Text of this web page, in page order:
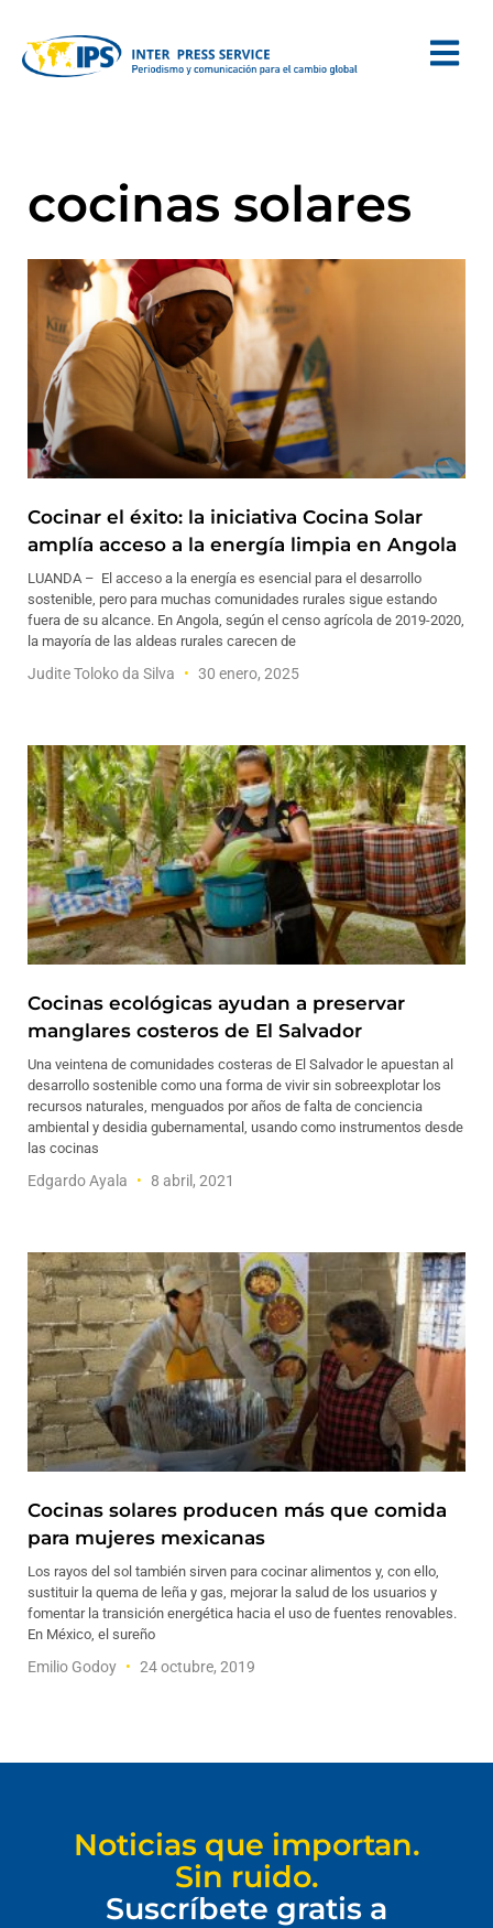
cocinas solares
Cocinar el éxito: la iniciativa Cocina Solar
amplía acceso a la energía limpia en Angola
LUANDA – El acceso a la energía es esencial para el desarrollo
sostenible, pero para muchas comunidades rurales sigue estando
fuera de su alcance. En Angola, según el censo agrícola de 2019-2020,
la mayoría de las aldeas rurales carecen de
Judite Toloko da Silva 30 enero, 2025
Cocinas ecológicas ayudan a preservar
manglares costeros de El Salvador
Una veintena de comunidades costeras de El Salvador le apuestan al
desarrollo sostenible como una forma de vivir sin sobreexplotar los
recursos naturales, menguados por años de falta de conciencia
ambiental y desidia gubernamental, usando como instrumentos desde
las cocinas
Edgardo Ayala 8 abril, 2021
Cocinas solares producen más que comida
para mujeres mexicanas
Los rayos del sol también sirven para cocinar alimentos y, con ello,
sustituir la quema de leña y gas, mejorar la salud de los usuarios y
fomentar la transición energética hacia el uso de fuentes renovables.
En México, el sureño
Emilio Godoy 24 octubre, 2019
Noticias que importan.
Sin ruido.
Suscríbete gratis a